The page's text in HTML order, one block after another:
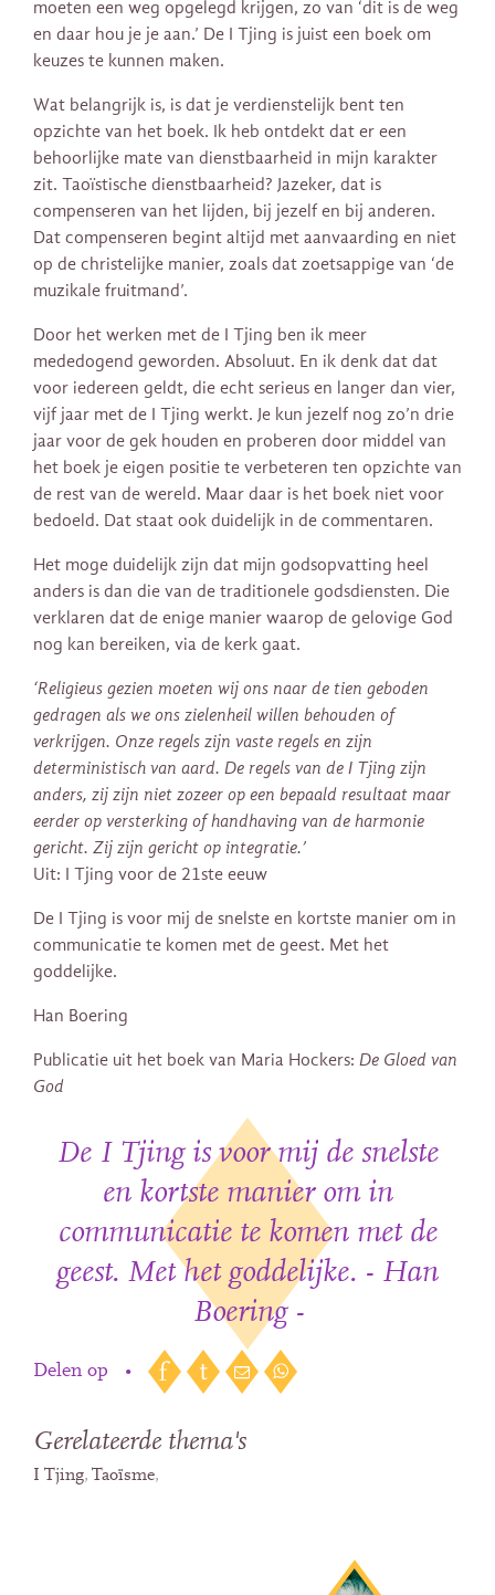
moeten een weg opgelegd krijgen, zo van ‘dit is de weg
en daar hou je je aan.’ De I Tjing is juist een boek om
keuzes te kunnen maken.
Wat belangrijk is, is dat je verdienstelijk bent ten
opzichte van het boek. Ik heb ontdekt dat er een
behoorlijke mate van dienstbaarheid in mijn karakter
zit. Taoïstische dienstbaarheid? Jazeker, dat is
compenseren van het lijden, bij jezelf en bij anderen.
Dat compenseren begint altijd met aanvaarding en niet
op de christelijke manier, zoals dat zoetsappige van ‘de
muzikale fruitmand’.
Door het werken met de I Tjing ben ik meer
mededogend geworden. Absoluut. En ik denk dat dat
voor iedereen geldt, die echt serieus en langer dan vier,
vijf jaar met de I Tjing werkt. Je kun jezelf nog zo’n drie
jaar voor de gek houden en proberen door middel van
het boek je eigen positie te verbeteren ten opzichte van
de rest van de wereld. Maar daar is het boek niet voor
bedoeld. Dat staat ook duidelijk in de commentaren.
Het moge duidelijk zijn dat mijn godsopvatting heel
anders is dan die van de traditionele godsdiensten. Die
verklaren dat de enige manier waarop de gelovige God
nog kan bereiken, via de kerk gaat.
‘Religieus gezien moeten wij ons naar de tien geboden
gedragen als we ons zielenheil willen behouden of
verkrijgen. Onze regels zijn vaste regels en zijn
deterministisch van aard. De regels van de I Tjing zijn
anders, zij zijn niet zozeer op een bepaald resultaat maar
eerder op versterking of handhaving van de harmonie
gericht. Zij zijn gericht op integratie.’
Uit: I Tjing voor de 21ste eeuw
De I Tjing is voor mij de snelste en kortste manier om in
communicatie te komen met de geest. Met het
goddelijke.
Han Boering
Publicatie uit het boek van Maria Hockers: De Gloed van
God
De I Tjing is voor mij de snelste
en kortste manier om in
communicatie te komen met de
geest. Met het goddelijke. - Han
Boering -
Delen op •
Gerelateerde thema's
I Tjing Taoïsme